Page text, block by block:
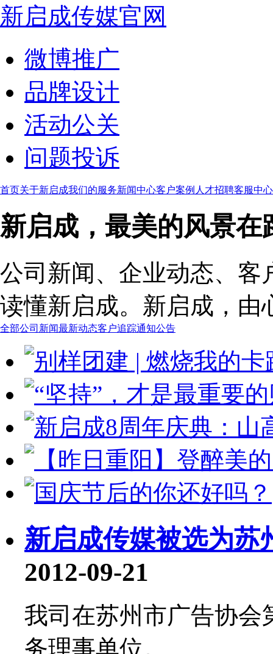
新启成传媒官网
微博推广
品牌设计
活动公关
问题投诉
首页关于新启成我们的服务新闻中心客户案例 人才招聘客服中心
新启成，最美的风景在
公司新闻、企业动态、客
读懂新启成。新启成，由
全部公司新闻最新动态客户追踪通知公告
新启成传媒被选为苏
2012-09-21
我司在苏州市广告协会
务理事单位。